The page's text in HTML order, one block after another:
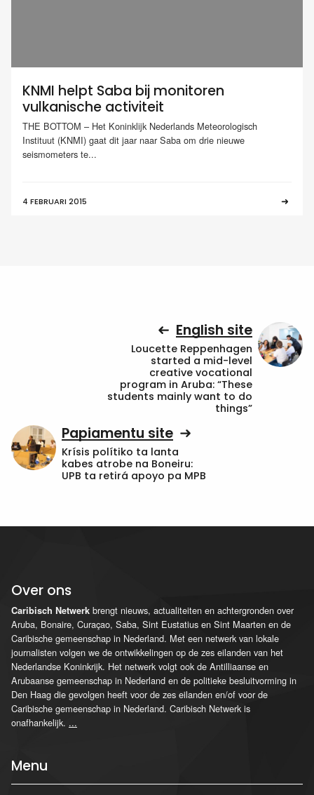
KNMI helpt Saba bij monitoren
vulkanische activiteit
THE BOTTOM – Het Koninklijk Nederlands Meteorologisch
Instituut (KNMI) gaat dit jaar naar Saba om drie nieuwe
seismometers te...
4 FEBRUARI 2015
English site
Loucette Reppenhagen
started a mid-level
creative vocational
program in Aruba: “These
students mainly want to do
things”
Papiamentu site
Krísis polítiko ta lanta
kabes atrobe na Boneiru:
UPB ta retirá apoyo pa MPB
Over ons
Caribisch Netwerk brengt nieuws, actualiteiten en achtergronden over
Aruba, Bonaire, Curaçao, Saba, Sint Eustatius en Sint Maarten en de
Caribische gemeenschap in Nederland. Met een netwerk van lokale
journalisten volgen we de ontwikkelingen op de zes eilanden van het
Nederlandse Koninkrijk. Het netwerk volgt ook de Antilliaanse en
Arubaanse gemeenschap in Nederland en de politieke besluitvorming in
Den Haag die gevolgen heeft voor de zes eilanden en/of voor de
Caribische gemeenschap in Nederland. Caribisch Netwerk is
onafhankelijk. ...
Menu